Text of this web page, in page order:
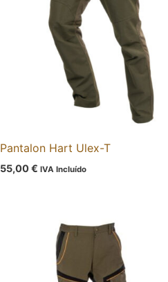
Pantalon Hart Ulex-T
55,00€ IVA Incluído